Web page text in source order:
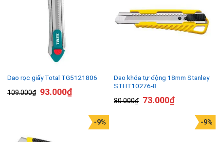
Dao rọc giấy Total TG5121806
109.000₫ 93.000₫
Dao khóa tự động 18mm Stanley
STHT10276-8
80.000₫ 73.000₫
-9% -9%